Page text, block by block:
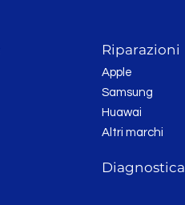
Riparazioni
Apple
Samsung
Huawai
Altri marchi
Diagnostica